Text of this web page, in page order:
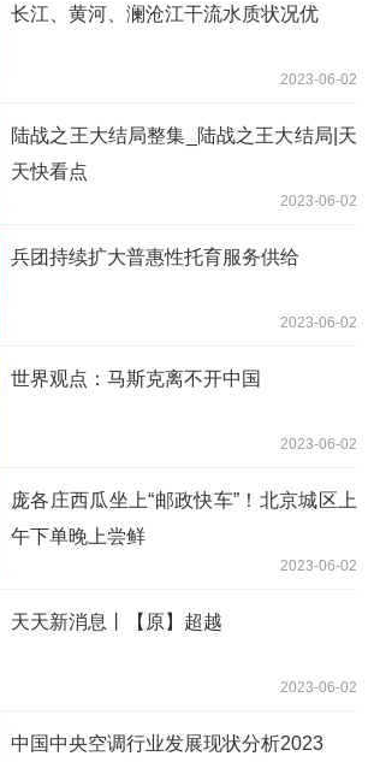
长江、黄河、澜沧江干流水质状况优
2023-06-02
陆战之王大结局整集_陆战之王大结局|天
天快看点
2023-06-02
兵团持续扩大普惠性托育服务供给
2023-06-02
世界观点：马斯克离不开中国
2023-06-02
庞各庄西瓜坐上“邮政快车”！北京城区上
午下单晚上尝鲜
2023-06-02
天天新消息丨【原】超越
2023-06-02
中国中央空调行业发展现状分析2023